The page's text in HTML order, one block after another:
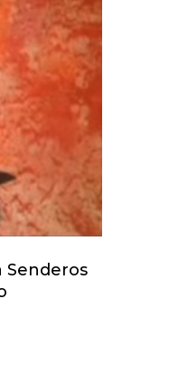
Senderos